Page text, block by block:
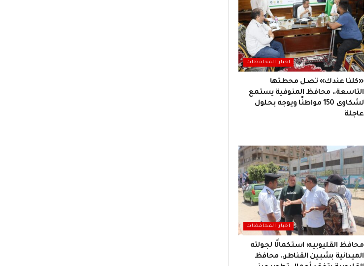
اخبار المحافظات
«كلنا عندك» تصل محطتها
التاسعة.. محافظ المنوفية يستمع
لشكاوى 150 مواطنًا ويوجه بحلول
عاجلة
اخبار المحافظات
محافظ القليوبيه: استكمالًا لجولته
الميدانية بشبين القناطر.. محافظ